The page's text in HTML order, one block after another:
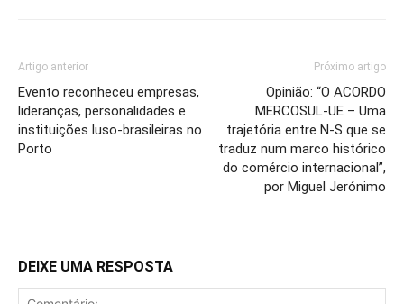
Artigo anterior
Evento reconheceu empresas,
lideranças, personalidades e
instituições luso-brasileiras no
Porto
Próximo artigo
Opinião: “O ACORDO
MERCOSUL-UE – Uma
trajetória entre N-S que se
traduz num marco histórico
do comércio internacional”,
por Miguel Jerónimo
DEIXE UMA RESPOSTA